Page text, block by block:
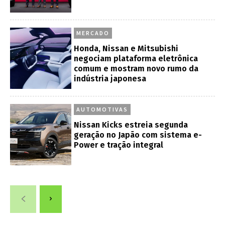
MERCADO
Honda, Nissan e Mitsubishi
negociam plataforma eletrônica
comum e mostram novo rumo da
indústria japonesa
AUTOMOTIVAS
Nissan Kicks estreia segunda
geração no Japão com sistema e-
Power e tração integral